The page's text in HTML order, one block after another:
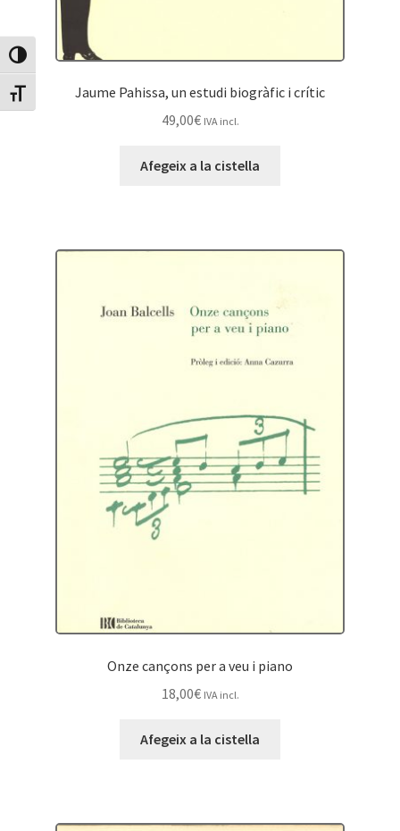
Canvia Alt Contrast
Canvia mida de lletraJaume Pahissa, un estudi biogràfic i crític
49,00€ IVA incl.
Afegeix a la cistella
Onze cançons per a veu i piano
18,00€ IVA incl.
Afegeix a la cistella